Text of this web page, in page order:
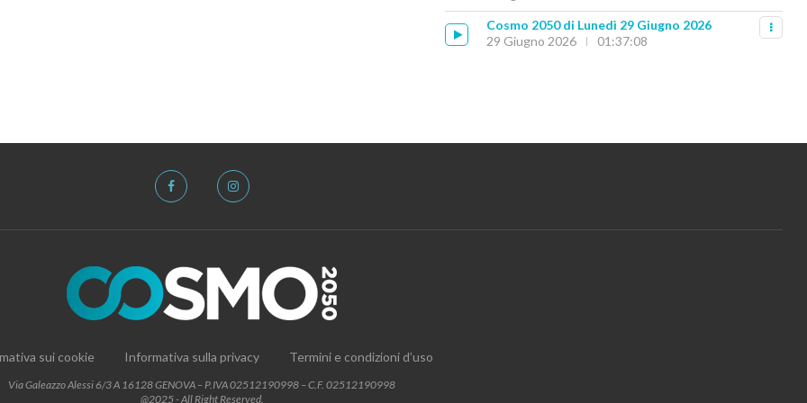
Cosmo 2050 di Lunedì 29 Giugno 2026
29 Giugno 2026
01:37:08
sui cookie Informativa sulla privacy Termini e condizioni d’uso
Via Galeazzo Alessi 6/3 A 16128 GENOVA – P.IVA 02512190998 – C.F. 02512190998
@2025 - All Right Reserved.